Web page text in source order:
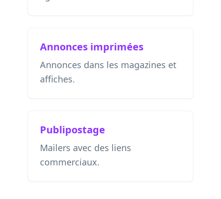
Annonces imprimées
Annonces dans les magazines et
affiches.
Publipostage
Mailers avec des liens
commerciaux.